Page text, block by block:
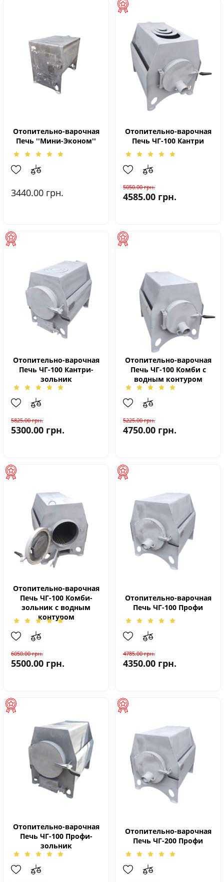
Отопительно-варочная
Печь ''Мини-Эконом''
3440.00 грн.
Отопительно-варочная
Печь ЧГ-100 Кантри
5050.00грн.
4585.00 грн.
Отопительно-варочная
Печь ЧГ-100 Кантри-
зольник
5825.00грн.
5300.00 грн.
Отопительно-варочная
Печь ЧГ-100 Комби с
водным контуром
5225.00грн.
4750.00 грн.
Отопительно-варочная
Печь ЧГ-100 Комби-
зольник с водным
контуром
6050.00грн.
5500.00 грн.
Отопительно-варочная
Печь ЧГ-100 Профи
4785.00грн.
4350.00 грн.
Отопительно-варочная
Печь ЧГ-100 Профи-
зольник
Отопительно-варочная
Печь ЧГ-200 Профи